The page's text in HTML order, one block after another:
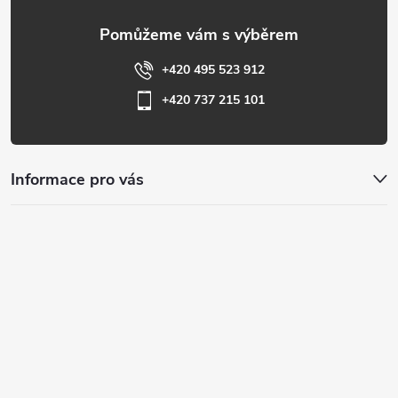
Informace pro vás
+420 495 523 912
+420 737 215 101